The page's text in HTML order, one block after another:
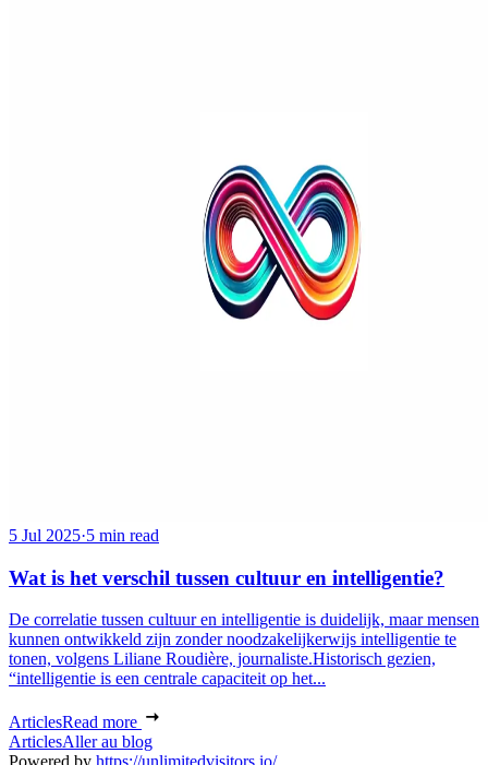
5 Jul 2025·5 min read
Wat is het verschil tussen cultuur en intelligentie?
De correlatie tussen cultuur en intelligentie is duidelijk, maar mensen
kunnen ontwikkeld zijn zonder noodzakelijkerwijs intelligentie te
tonen, volgens Liliane Roudière, journaliste.Historisch gezien,
“intelligentie is een centrale capaciteit op het...
ArticlesRead more
ArticlesAller au blog